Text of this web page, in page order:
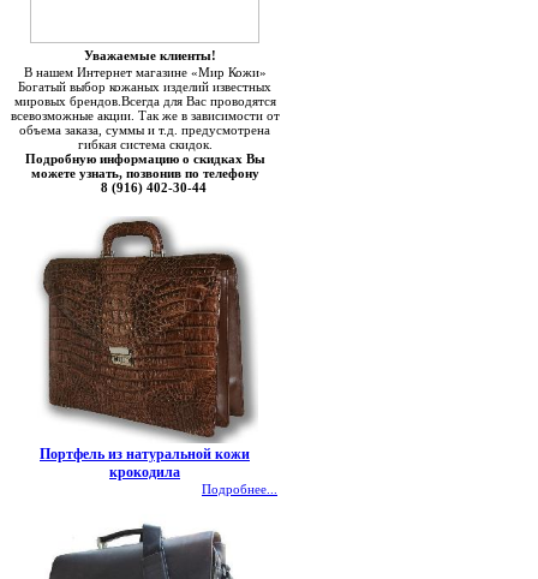
Уважаемые клиенты!
В нашем Интернет магазине «Мир Кожи»
Богатый выбор кожаных изделий известных
мировых брендов.Всегда для Вас проводятся
всевозможные акции. Так же в зависимости от
объема заказа, суммы и т.д. предусмотрена
гибкая система скидок.
Подробную информацию о скидках Вы
можете узнать, позвонив по телефону
8 (916) 402-30-44
Портфель из натуральной кожи
крокодила
Подробнее...